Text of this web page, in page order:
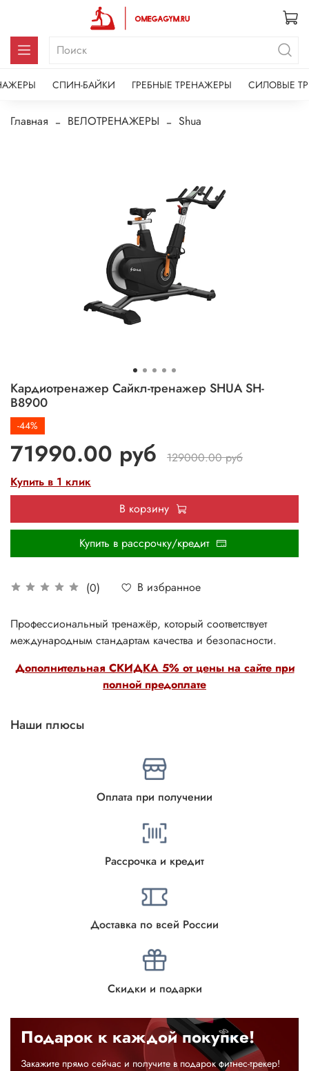
СПИН-БАЙКИ ГРЕБНЫЕ ТРЕНАЖЕРЫ СИЛОВЫЕ
Главная ВЕЛОТРЕНАЖЕРЫ Shua
Кардиотренажер Сайкл-тренажер SHUA SH-
B8900
(0) В избранное
-44%
71990.00 руб
129000.00 руб
Купить в 1 клик
В корзину
Купить в рассрочку/кредит
Дополнительная СКИДКА 5% от цены на сайте при
полной предоплате
Профессиональный тренажёр, который соответствует
международным стандартам качества и безопасности.
Наши плюсы
Оплата при получении
Рассрочка и кредит
Доставка по всей России
Скидки и подарки
Подарок к каждой покупке!
Закажите прямо сейчас и получите в подарок фитнес-трекер!